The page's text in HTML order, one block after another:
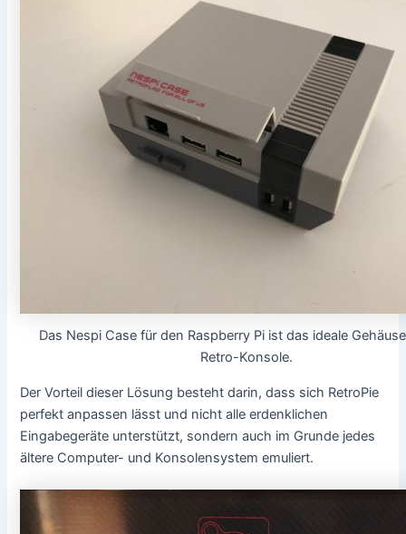
Das Nespi Case für den Raspberry Pi ist das ideale
Retro-Konsole.
Der Vorteil dieser Lösung besteht darin, dass sich RetroPie
perfekt anpassen lässt und nicht alle erdenklichen
Eingabegeräte unterstützt, sondern auch im Grunde jedes
ältere Computer- und Konsolensystem emuliert.